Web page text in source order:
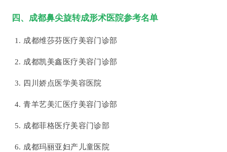
四、成都鼻尖旋转成形术医院参考名单
1. 成都维莎芬医疗美容门诊部
2. 成都凯美鑫医疗美容门诊部
3. 四川娇点医学美容医院
4. 青羊艺美汇医疗美容门诊部
5. 成都菲格医疗美容门诊部
6. 成都玛丽亚妇产儿童医院